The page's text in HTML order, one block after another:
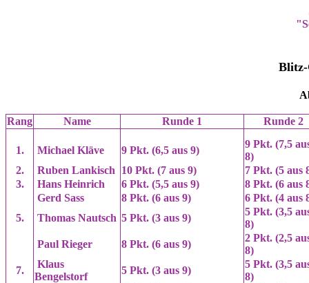
Rang Name Runde 1 Runde 2
1. Michael Kläve 9 Pkt. (6,5 aus 9)
9 Pkt. (7,5
8)
2.
Ruben Lankisch 10 Pkt. (7 aus 9)
7 Pkt. (5 aus
3.
Hans Heinrich 6 Pkt. (5,5 aus 9)
8 Pkt. (6 aus
Gerd Sass
8 Pkt. (6 aus 9)
6 Pkt. (4 aus
5.
Thomas Nautsch 5 Pkt. (3 aus 9)
5 Pkt. (3,5
8)
Paul Rieger
8 Pkt. (6 aus 9)
2 Pkt. (2,5
8)
7.
Klaus
Bengelstorf
5 Pkt. (3 aus 9)
5 Pkt. (3,5
8)